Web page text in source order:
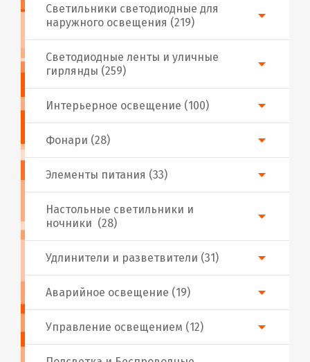
Фонари (28)
Аварийное освещение (19)
Настольные светильники и
ночники (28)
Интерьерное освещение (100)
Светодиодные ленты и уличные
гирлянды (259)
Светильники светодиодные для
наружного освещения (219)
Удлинители и разветвители (31)
Управление освещением (12)
Элементы питания (33)